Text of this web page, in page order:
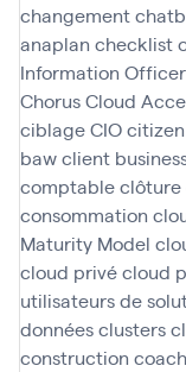
changement
anaplan checklist
Information Officer
Chorus Cloud
ciblageCIO
bawclient
comptableclôture
consommation
Maturity Model
cloud privécloud
utilisateurs de
donnéesclusters
construction coach